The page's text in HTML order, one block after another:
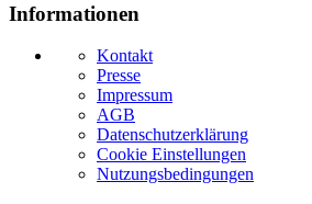
Informationen
Kontakt
Presse
Impressum
AGB
Datenschutzerklärung
Cookie Einstellungen
Nutzungsbedingungen